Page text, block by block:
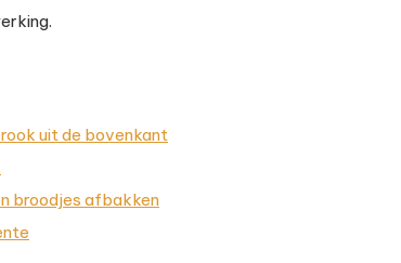
uit de bovenkant
broodjes afbakken